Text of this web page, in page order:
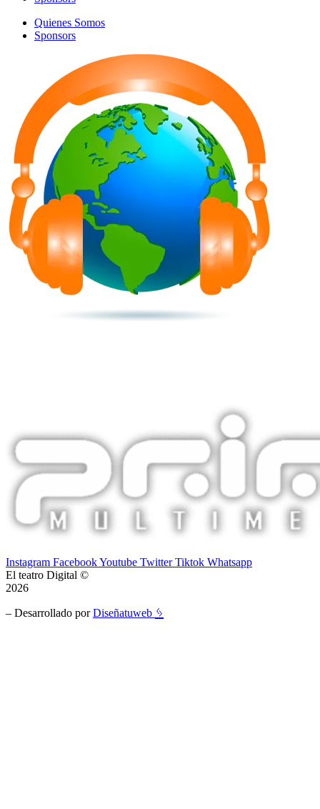
Quienes Somos
Sponsors
Instagram FacebookYoutube Twitter Tiktok Whatsapp
El teatro Digital ©
2026
– Desarrollado porDiseñatuweb ᛃ